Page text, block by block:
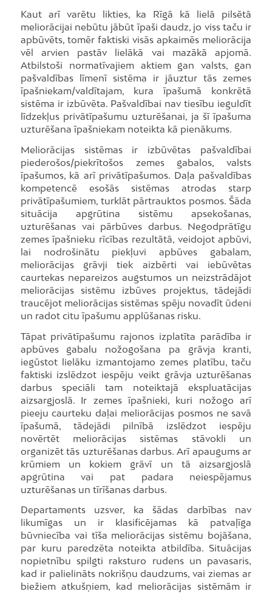
Kaut arī varētu likties, ka Rīgā kā lielā pilsētā
meliorācijai nebūtu jābūt īpaši daudz, jo viss taču ir
apbūvēts, tomēr faktiski visās apkaimēs meliorācija
vēl arvien pastāv lielākā vai mazākā apjomā.
Atbilstoši normatīvajiem aktiem gan valsts, gan
pašvaldības līmenī sistēma ir jāuztur tās zemes
īpašniekam/valdītajam, kura īpašumā konkrētā
sistēma ir izbūvēta. Pašvaldībai nav tiesību ieguldīt
līdzekļus privātīpašumu uzturēšanai, ja šī īpašuma
uzturēšana īpašniekam noteikta kā pienākums.
Meliorācijas sistēmas ir izbūvētas pašvaldībai
piederošos/piekrītošos zemes gabalos, valsts
īpašumos, kā arī privātīpašumos. Daļa pašvaldības
kompetencē esošās sistēmas atrodas starp
privātīpašumiem, turklāt pārtrauktos posmos. Šāda
situācija apgrūtina sistēmu apsekošanas,
uzturēšanas vai pārbūves darbus. Negodprātīgu
zemes īpašnieku rīcības rezultātā, veidojot apbūvi,
lai nodrošinātu piekļuvi apbūves gabalam,
meliorācijas grāvji tiek aizbērti vai iebūvētas
caurtekas nepareizos augstumos un neizstrādājot
meliorācijas sistēmu izbūves projektus, tādejādi
traucējot meliorācijas sistēmas spēju novadīt ūdeni
un radot citu īpašumu applūšanas risku.
Tāpat privātīpašumu rajonos izplatīta parādība ir
apbūves gabalu nožogošana pa grāvja kranti,
iegūstot lielāku izmantojamo zemes platību, taču
faktiski izslēdzot iespēju veikt grāvja uzturēšanas
darbus speciāli tam noteiktajā ekspluatācijas
aizsargjoslā. Ir zemes īpašnieki, kuri nožogo arī
pieeju caurteku daļai meliorācijas posmos ne savā
īpašumā, tādejādi pilnībā izslēdzot iespēju
novērtēt meliorācijas sistēmas stāvokli un
organizēt tās uzturēšanas darbus. Arī apaugums ar
krūmiem un kokiem grāvī un tā aizsargjoslā
apgrūtina vai pat padara neiespējamus
uzturēšanas un tīrīšanas darbus.
Departaments uzsver, ka šādas darbības nav
likumīgas un ir klasificējamas kā patvaļīga
būvniecība vai tīša meliorācijas sistēmu bojāšana,
par kuru paredzēta noteikta atbildība. Situācijas
nopietnību spilgti raksturo rudens un pavasaris,
kad ir palielināts nokrišņu daudzums, vai ziemas ar
biežiem atkušņiem, kad meliorācijas sistēmām ir